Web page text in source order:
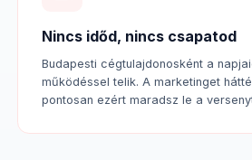
Nincs időd, nincs csapatod
Budapesti cégtulajdonosként a
működéssel telik. A marketinget
pontosan ezért maradsz le a